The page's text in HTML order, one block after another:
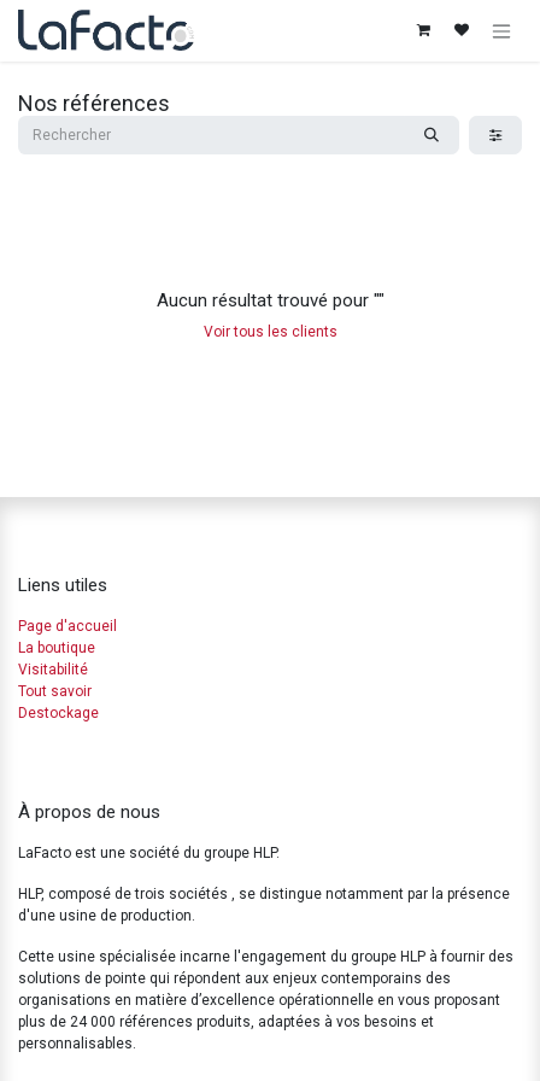
Se rendre au contenu
Nos références
Aucun résultat trouvé pour ""
Voir tous les clients
Liens utiles
Page d'accueil
La boutique
Visitabilité
Tout savoir
Destockage
À propos de nous
LaFacto est une société du groupe HLP.
HLP, composé de trois sociétés , se distingue notamment par la présence
d'une usine de production.
Cette usine spécialisée incarne l'engagement du groupe HLP à fournir des
solutions de pointe qui répondent aux enjeux contemporains des
organisations en matière d’excellence opérationnelle en vous proposant
plus de 24 000 références produits, adaptées à vos besoins et
personnalisables.